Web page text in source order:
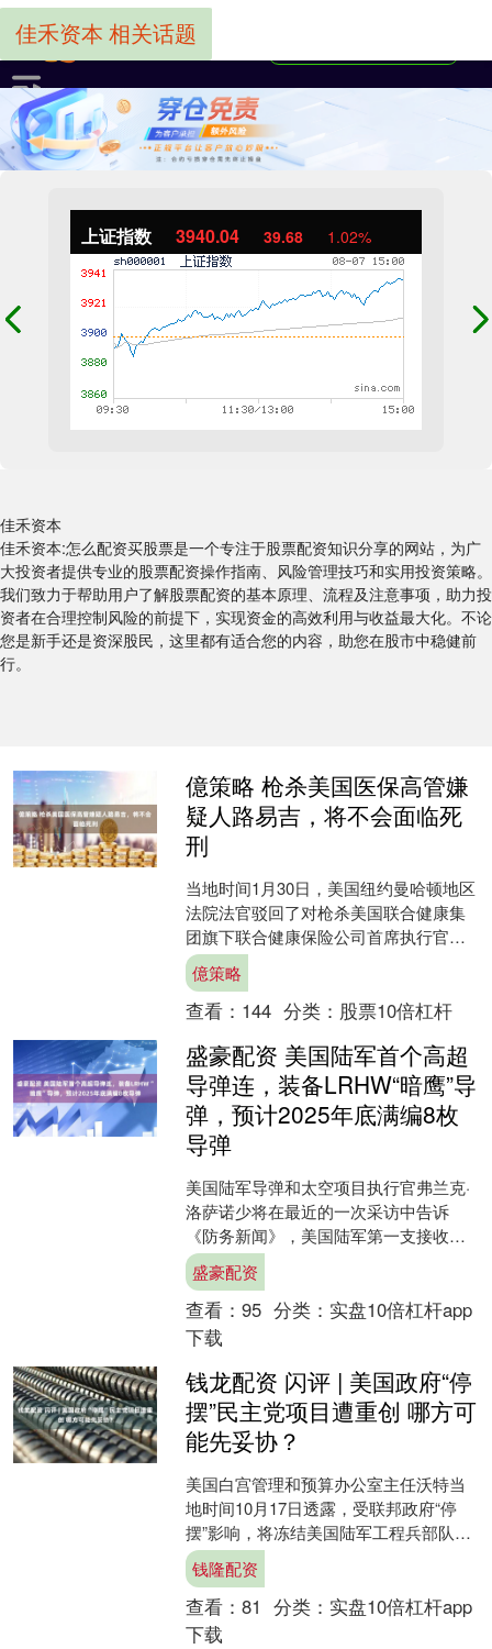
上证指数 3940.04 39.68 1.02%
佳禾资本
佳禾资本:怎么配资买股票是一个专注于股票配资知识分享的网站，为广
大投资者提供专业的股票配资操作指南、风险管理技巧和实用投资策略。
我们致力于帮助用户了解股票配资的基本原理、流程及注意事项，助力投
资者在合理控制风险的前提下，实现资金的高效利用与收益最大化。不论
您是新手还是资深股民，这里都有适合您的内容，助您在股市中稳健前
行。
佳禾资本 相关话题
億策略 枪杀美国医保高管嫌
疑人路易吉，将不会面临死
刑
当地时间1月30日，美国纽约曼哈顿地区
法院法官驳回了对枪杀美国联合健康集
团旗下联合健康保险公司首席执行官汤
普森的嫌疑人路易吉·曼吉奥内的谋杀指
控，该联邦指控原本....
億策略
查看： 144 分类： 股票10倍杠杆
盛豪配资 美国陆军首个高超
导弹连，装备LRHW“暗鹰”导
弹，预计2025年底满编8枚
导弹
美国陆军导弹和太空项目执行官弗兰克·
洛萨诺少将在最近的一次采访中告诉
《防务新闻》，美国陆军第一支接收高
超音速武器的部队将在今年年底前获得
相当于一个连的导弹。 2....
盛豪配资
查看： 95 分类： 实盘10倍杠杆app
下载
钱龙配资 闪评 | 美国政府“停
摆”民主党项目遭重创 哪方可
能先妥协？
美国白宫管理和预算办公室主任沃特当
地时间10月17日透露，受联邦政府“停
摆”影响，将冻结美国陆军工程兵部队在
民主党主政州的大量基建项目，共计110
亿美元资金。后....
钱隆配资
查看： 81 分类： 实盘10倍杠杆app
下载